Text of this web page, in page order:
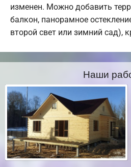
изменен. Можно добавить
балкон, панорамное
второй свет или зимний сад),
Наши